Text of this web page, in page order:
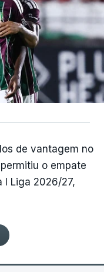
de vantagem no
o empate
I Liga 2026/27,